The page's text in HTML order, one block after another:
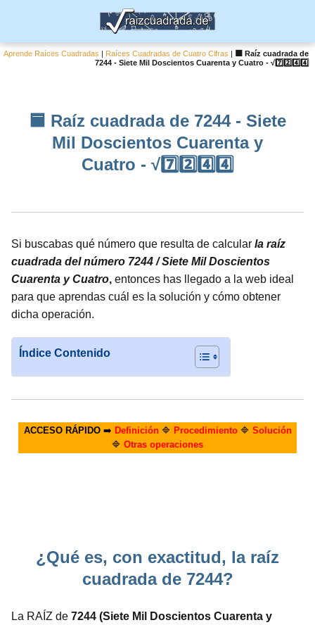
Aprende Raíces Cuadradas | Raíces Cuadradas de Cuatro Cifras |
🟦 Raíz cuadrada de
7244 - Siete Mil Doscientos Cuarenta y Cuatro - √7️⃣2️⃣4️⃣4️⃣
🟦 Raíz cuadrada de 7244 - Siete
Mil Doscientos Cuarenta y
Cuatro - √7️⃣2️⃣4️⃣4️⃣
Si buscabas qué número que resulta de calcular la raíz
cuadrada del número 7244 / Siete Mil Doscientos
Cuarenta y Cuatro, entonces has llegado a la web ideal
para que aprendas cuál es la solución y cómo obtener
dicha operación.
Índice Contenido
ACCESO RÁPIDO➡️ Definición🔷 Procedimiento🔷 Solución
🔷 Otras operaciones
¿Qué es, con exactitud, la raíz
cuadrada de 7244?
La RAÍZ de 7244 (Siete Mil Doscientos Cuarenta y